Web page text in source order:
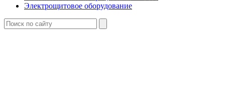
Электрощитовое оборудование